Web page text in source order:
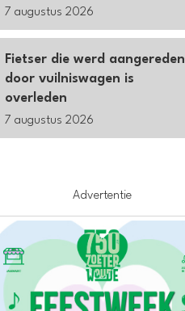
7 augustus 2026
Fietser die werd aangereden
door vuilniswagen is
overleden
7 augustus 2026
Advertentie